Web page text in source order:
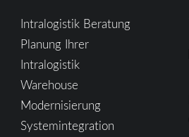
Intralogistik Beratung
Planung Ihrer
Intralogistik
Warehouse
Modernisierung
Systemintegration